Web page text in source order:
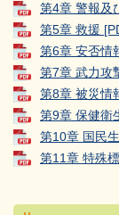
第4章 警報及
第5章 救援
第6章 安否情
第7章 武力攻
第8章 被災情
第9章 保健衛
第10章 国民
第11章 特殊